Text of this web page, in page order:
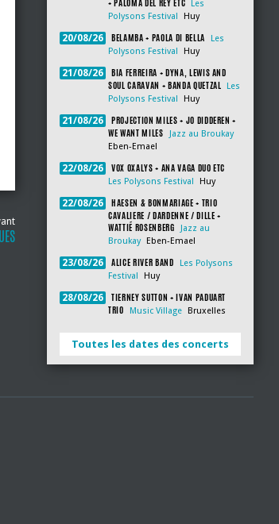
Les
Polysons Festival
Huy
20/08/26 BELAMBA + PAOLA DI BELLA
Les
Polysons Festival
Huy
21/08/26
BIA FERREIRA + DYNA, LEWIS AND
SOUL CARAVAN + BANDA QUETZAL
Les
Polysons Festival
Huy
21/08/26
PROJECTION MILES + JO DIDDEREN +
WE WANT MILES
Jazz au Broukay
Eben-Emael
22/08/26 VOX OXALYS + ANA VAGA DUO ETC
Les Polysons Festival Huy
22/08/26
HAESEN & BONMARIAGE + TRIO
CAVALIERE / DARDENNE / DILLE +
WATTIÉ ROSENBERG
Jazz au
Broukay
Eben-Emael
23/08/26 ALICE RIVER BAND
Les Polysons
Festival
Huy
28/08/26
TIERNEY SUTTON + IVAN PADUART
TRIO
Music Village Bruxelles
Toutes les dates des concerts